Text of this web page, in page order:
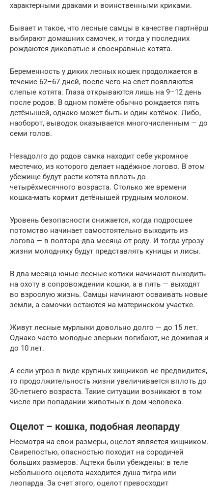
характерными драками и воинственными криками.
Бывает и такое, что лесные самцы в качестве партнёрш
выбирают домашних самочек, и тогда у последних
рождаются диковатые и своенравные котята.
Беременность у диких лесных кошек продолжается в
течение 62–67 дней, после чего на свет появляются
слепые котята. Глаза открываются лишь на 9–12 день
после родов. В одном помёте обычно рождается пять
детёнышей, однако может быть и один котёнок. Либо,
наоборот, выводок оказывается многочисленным — до
семи голов.
Незадолго до родов самка находит себе укромное
местечко, из которого делает надёжное логово. В этом
убежище будут расти котята вплоть до
четырёхмесячного возраста. Столько же времени
кошка-мать кормит детёнышей грудным молоком.
Уровень безопасности снижается, когда подросшее
потомство начинает самостоятельно выходить из
логова — в полтора-два месяца от роду. И тогда угрозу
жизни молодняку будут представлять куницы и лисы.
В два месяца юные лесные котики начинают выходить
на охоту в сопровождении кошки, а в пять — выходят
во взрослую жизнь. Самцы начинают осваивать новые
земли, а самочки остаются на материнском участке.
Живут лесные мурлыки довольно долго — до 15 лет.
Однако часто молодые зверьки погибают, не доживая и
до 10 лет.
А если угроз в виде крупных хищников не предвидится,
то продолжительность жизни увеличивается вплоть до
30-летнего возраста. Такие ситуации возникают в том
числе при попадании животных в дом человека.
Оцелот – кошка, подобная леопарду
Несмотря на свои размеры, оцелот является хищником.
Свирепостью, опасностью походит на сородичей
больших размеров. Ацтеки были убеждены: в теле
небольшого оцелота находится душа тигра или
леопарда. За счет этого, оцелот превосходит